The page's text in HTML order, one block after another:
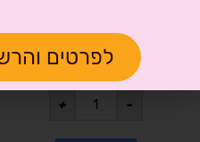
קבסה – 6 במארז
₪ 719.40
₪ 589.00
-
+
לפרטים